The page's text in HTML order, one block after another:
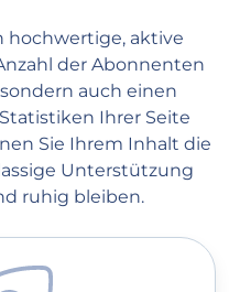
hochwertige, aktive
der Abonnenten
auch einen
Ihrer Seite
Sie Ihrem Inhalt die
Unterstützung
ruhig bleiben.